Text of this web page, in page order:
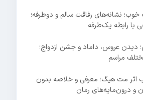
نشانه‌های رفاقت سالم و دوطرفه؛
با رابطه یک‌طرفه
دیدن عروس، داماد و جشن ازدواج؛
مراسم
اثر مت هیگ؛ معرفی و خلاصه بدون
و درون‌مایه‌های رمان